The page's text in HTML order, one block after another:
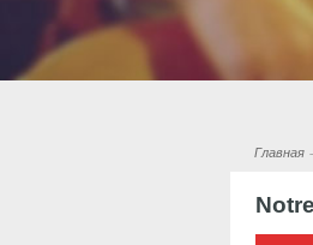
Главная